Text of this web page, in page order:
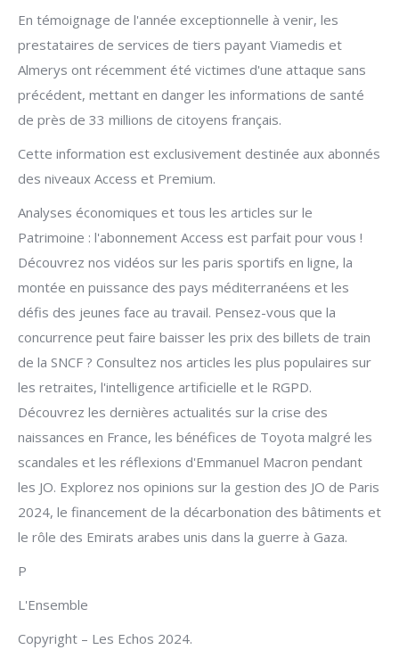
En témoignage de l'année exceptionnelle à venir, les
prestataires de services de tiers payant Viamedis et
Almerys ont récemment été victimes d'une attaque sans
précédent, mettant en danger les informations de santé
de près de 33 millions de citoyens français.
Cette information est exclusivement destinée aux abonnés
des niveaux Access et Premium.
Analyses économiques et tous les articles sur le
Patrimoine : l'abonnement Access est parfait pour vous !
Découvrez nos vidéos sur les paris sportifs en ligne, la
montée en puissance des pays méditerranéens et les
défis des jeunes face au travail. Pensez-vous que la
concurrence peut faire baisser les prix des billets de train
de la SNCF ? Consultez nos articles les plus populaires sur
les retraites, l'intelligence artificielle et le RGPD.
Découvrez les dernières actualités sur la crise des
naissances en France, les bénéfices de Toyota malgré les
scandales et les réflexions d'Emmanuel Macron pendant
les JO. Explorez nos opinions sur la gestion des JO de Paris
2024, le financement de la décarbonation des bâtiments et
le rôle des Emirats arabes unis dans la guerre à Gaza.
P
L'Ensemble
Copyright – Les Echos 2024.